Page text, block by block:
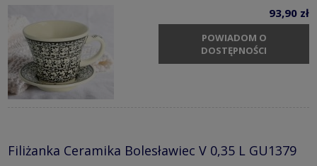
93,90 zł
POWIADOM O
DOSTĘPNOŚCI
Filiżanka Ceramika Bolesławiec V 0,35 L GU1379